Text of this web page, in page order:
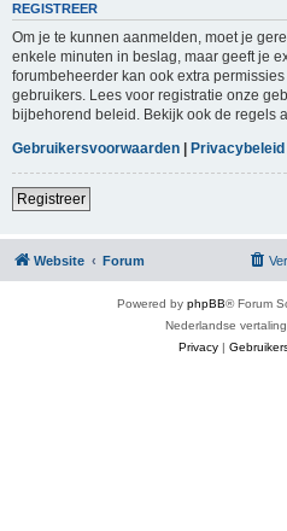
REGISTREER
Om je te kunnen aanmelden, moet je
enkele minuten in beslag, maar geeft je
forumbeheerder kan ook extra
gebruikers. Lees voor registratie onze
bijbehorend beleid. Bekijk ook de regels
Gebruikersvoorwaarden | Privacybeleid
Registreer
Website Forum
Powered by phpBB® Forum
Nederlandse
Privacy |